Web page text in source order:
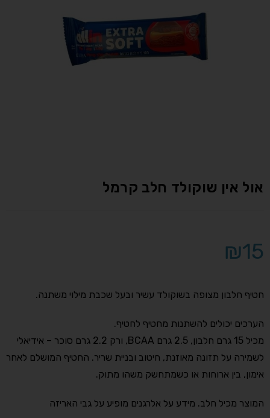
אול אין שוקולד חלב קרמל
₪15
חטיף חלבון מצופה בשוקולד עשיר ובעל שכבת מילוי משתנה.
הערכים יכולים להשתנות מחטיף לחטיף.
מכיל 15 גרם חלבון, 2.5 גרם BCAA, ורק 2.2 גרם סוכר – אידיאלי
לשמירה על תזונה מאוזנת, חיטוב ובניית שריר. החטיף המושלם לאחר
אימון, בין ארוחות או כשמתחשק משהו מתוק.
המוצר מכיל חלב. מידע על אלרגנים מופיע על גבי האריזה